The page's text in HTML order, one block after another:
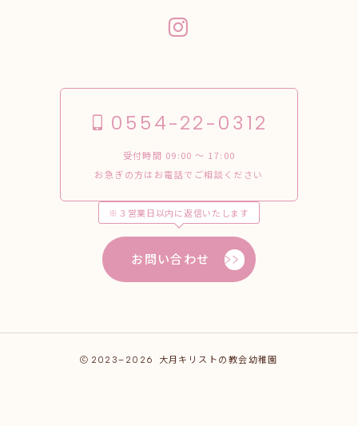
0554-22-0312
受付時間 09:00 〜 17:00
お急ぎの方はお電話でご相談ください
※３営業日以内に返信いたします
お問い合わせ
2023–2026 大月キリストの教会幼稚園